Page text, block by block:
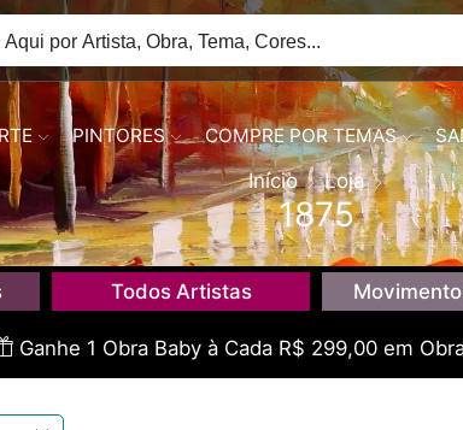
PINTORES COMPRE POR TEMAS
Início Loja
1875
Todos Artistas
Ganhe 1 Obra Baby à Cada R$ 299,00 em